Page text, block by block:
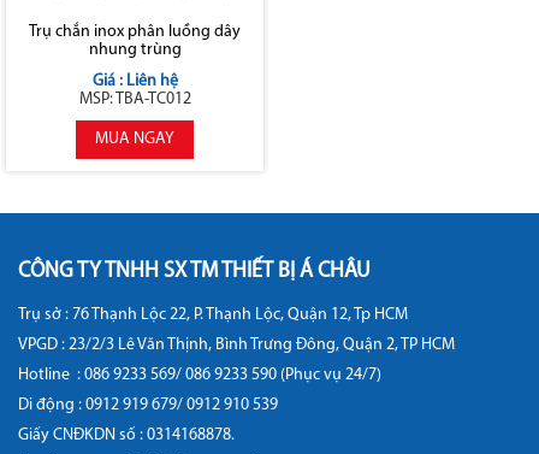
Trụ chắn inox phân luồng dây
nhung trùng
Giá : Liên hệ
MSP: TBA-TC012
MUA NGAY
CÔNG TY TNHH SX TM THIẾT BỊ Á CHÂU
Trụ sở : 76 Thạnh Lộc 22, P. Thạnh Lộc, Quận 12, Tp HCM
VPGD : 23/2/3 Lê Văn Thịnh, Bình Trưng Đông, Quận 2, TP HCM
Hotline : 086 9233 569/ 086 9233 590 (Phục vụ 24/7)
Di động : 0912 919 679/ 0912 910 539
Giấy CNĐKDN số : 0314168878.